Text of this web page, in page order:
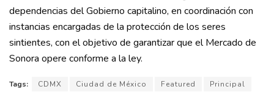
dependencias del Gobierno capitalino, en coordinación con
instancias encargadas de la protección de los seres
sintientes, con el objetivo de garantizar que el Mercado de
Sonora opere conforme a la ley.
Tags: CDMX Ciudad de México Featured Principal